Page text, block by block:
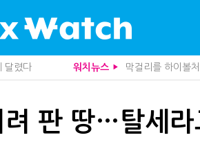
볼 5가지
결은?
워치뉴스 ▶
트럼프 관세는 끝
중앙정부 돈으로
미국 301조 新관
기업 AI 준비 수
"상속 닥치면 늦
려 판 땅…탈세